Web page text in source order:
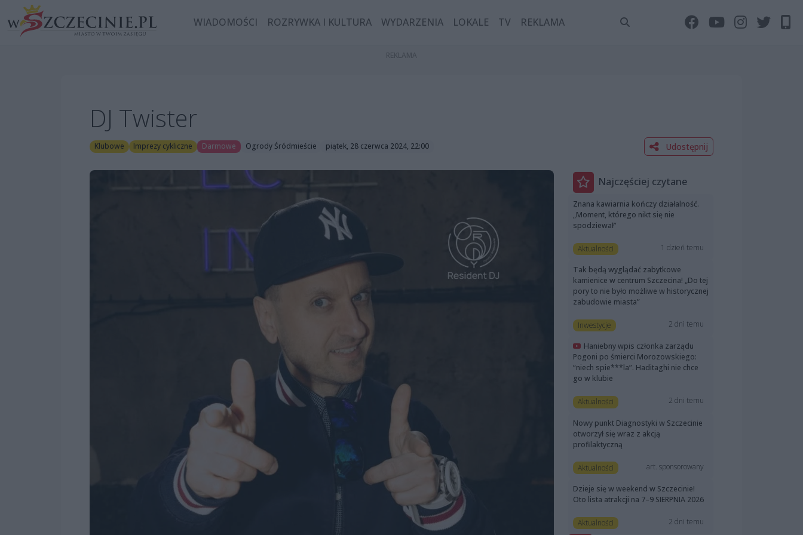
WIADOMOŚCI ROZRYWKA I KULTURA WYDARZENIA LOKALE TV REKLAMA
DJ Twister
Klubowe Imprezy cykliczne Darmowe Ogrody Śródmieście piątek, 28 czerwca 2024, 22:00 Udostępnij
Najczęściej czytane
Znana kawiarnia kończy działalność.
„Moment, którego nikt się nie
spodziewał”
Aktualności 1 dzień temu
Tak będą wyglądać zabytkowe
kamienice w centrum Szczecina! „Do tej
pory to nie było możliwe w historycznej
zabudowie miasta”
Inwestycje 2 dni temu
Haniebny wpis członka zarządu
Pogoni po śmierci Morozowskiego:
“niech spie***la”. Haditaghi nie chce
go w klubie
Aktualności 2 dni temu
Nowy punkt Diagnostyki w Szczecinie
otworzył się wraz z akcją
profilaktyczną
Aktualności art. sponsorowany
Dzieje się w weekend w Szczecinie!
Oto lista atrakcji na 7–9 SIERPNIA 2026
Aktualności 2 dni temu